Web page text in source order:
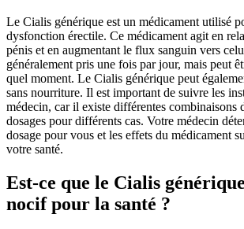
Le Cialis générique est un médicament utilisé
dysfonction érectile. Ce médicament agit en
pénis et en augmentant le flux sanguin vers
généralement pris une fois par jour, mais peut
quel moment. Le Cialis générique peut
sans nourriture. Il est important de suivre les
médecin, car il existe différentes combinaisons
dosages pour différents cas. Votre médecin
dosage pour vous et les effets du médicament
votre santé.
Est-ce que le Cialis
nocif pour la santé ?